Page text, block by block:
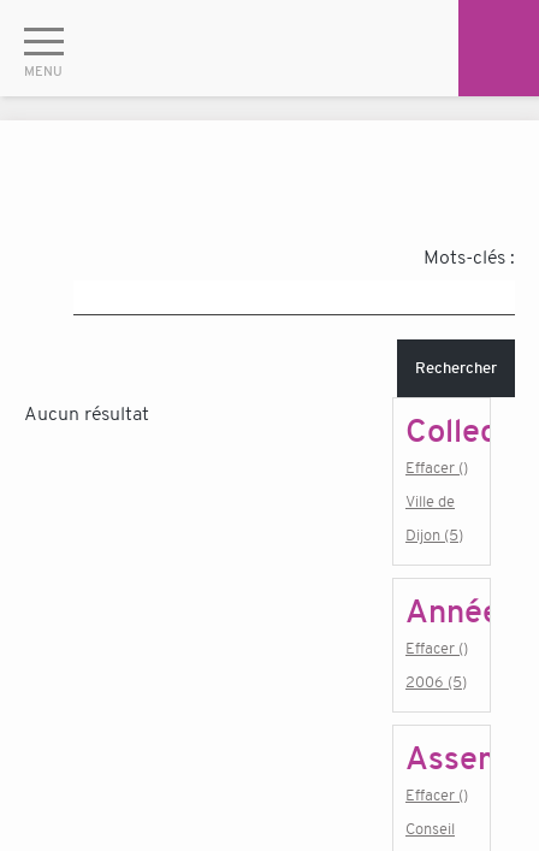
Mots-clés :
Rechercher
Aucun résultat
Effacer ()
Ville de
Dijon (5)
Année
Effacer ()
2006 (5)
Effacer ()
Conseil